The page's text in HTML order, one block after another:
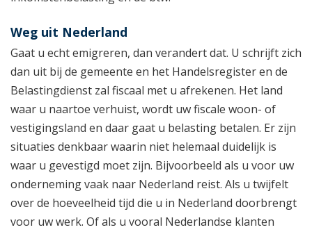
Weg uit Nederland
Gaat u echt emigreren, dan verandert dat. U schrijft zich
dan uit bij de gemeente en het Handelsregister en de
Belastingdienst zal fiscaal met u afrekenen. Het land
waar u naartoe verhuist, wordt uw fiscale woon- of
vestigingsland en daar gaat u belasting betalen. Er zijn
situaties denkbaar waarin niet helemaal duidelijk is
waar u gevestigd moet zijn. Bijvoorbeeld als u voor uw
onderneming vaak naar Nederland reist. Als u twijfelt
over de hoeveelheid tijd die u in Nederland doorbrengt
voor uw werk. Of als u vooral Nederlandse klanten